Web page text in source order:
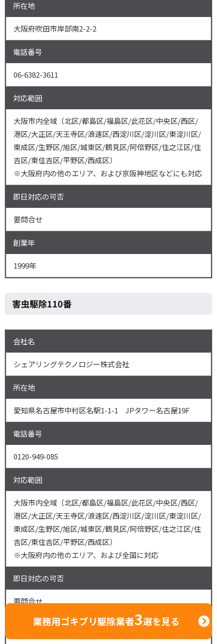
所在地
大阪府吹田市岸部南2-2-2
電話番号
06-6382-3611
対応範囲
大阪市内全域（北区/都島区/福島区/此花区/中央区/西区/
港区/大正区/天王寺区/浪速区/西淀川区/淀川区/東淀川区/
東成区/生野区/旭区/城東区/鶴見区/阿倍野区/住之江区/住
吉区/東住吉区/平野区/西成区）
※大阪府内の他のエリア、および京阪神地区などにも対応
即日対応の可否
要問合せ
創業年
1999年
害虫駆除110番
会社名
シェアリングテクノロジー株式会社
所在地
愛知県名古屋市中村区名駅1-1-1 JPタワー名古屋19F
電話番号
0120-949-085
対応範囲
大阪市内全域（北区/都島区/福島区/此花区/中央区/西区/
港区/大正区/天王寺区/浪速区/西淀川区/淀川区/東淀川区/
東成区/生野区/旭区/城東区/鶴見区/阿倍野区/住之江区/住
吉区/東住吉区/平野区/西成区）
※大阪府内の他のエリア、および全国に対応
即日対応の可否
要問合せ
創業年業務用ゴキブリ駆除業者3選を見る